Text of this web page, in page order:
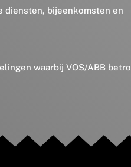
diensten, bijeenkomsten en
waarbij VOS/ABB